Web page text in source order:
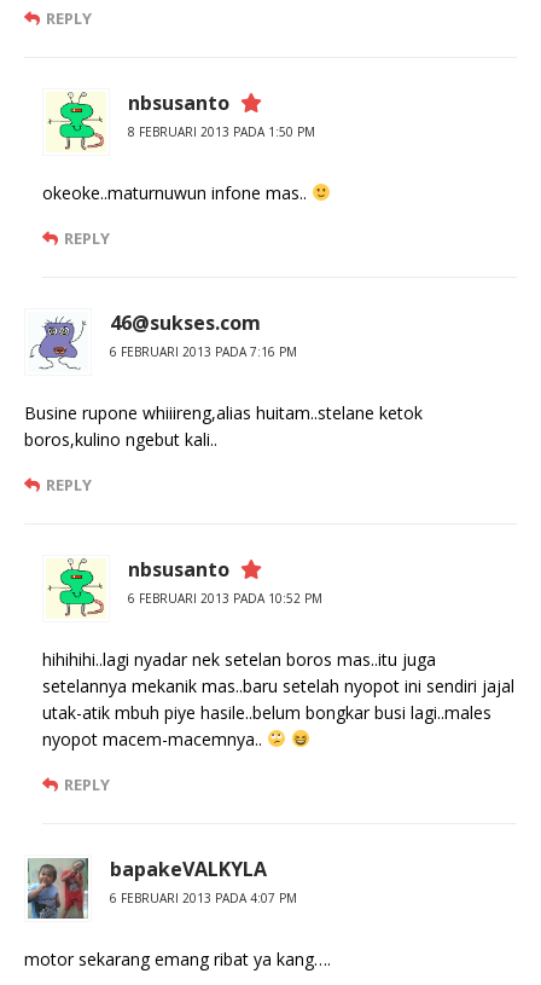
REPLY
nbsusanto
8 FEBRUARI 2013 PADA 1:50 PM
okeoke..maturnuwun infone mas..
REPLY
46@sukses.com
6 FEBRUARI 2013 PADA 7:16 PM
Busine rupone whiiireng,alias huitam..stelane ketok
boros,kulino ngebut kali..
REPLY
nbsusanto
6 FEBRUARI 2013 PADA 10:52 PM
hihihihi..lagi nyadar nek setelan boros mas..itu juga
setelannya mekanik mas..baru setelah nyopot ini sendiri jajal
utak-atik mbuh piye hasile..belum bongkar busi lagi..males
nyopot macem-macemnya..
REPLY
bapakeVALKYLA
6 FEBRUARI 2013 PADA 4:07 PM
motor sekarang emang ribat ya kang….